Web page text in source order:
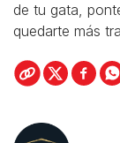
de tu gata,
quedarte más